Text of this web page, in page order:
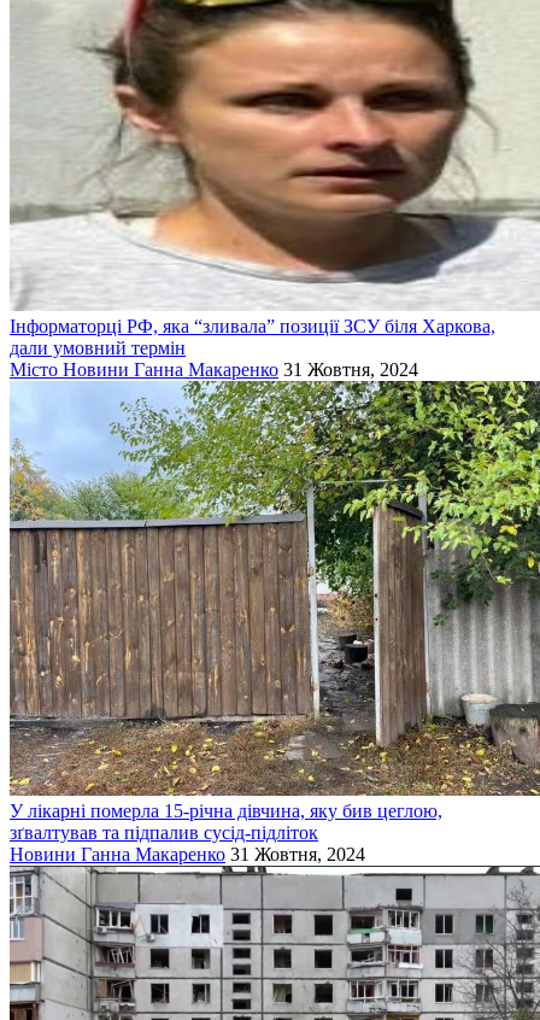
Інформаторці РФ, яка “зливала” позиції ЗСУ біля Харкова,
дали умовний термін
Місто Новини Ганна Макаренко 31 Жовтня, 2024
У лікарні померла 15-річна дівчина, яку бив цеглою,
зґвалтував та підпалив сусід-підліток
Новини Ганна Макаренко 31 Жовтня, 2024